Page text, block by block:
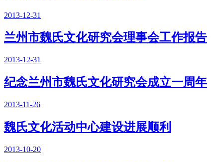
2013-12-31
兰州市魏氏文化研究会理事会工作报告
2013-12-31
纪念兰州市魏氏文化研究会成立一周年
2013-11-26
魏氏文化活动中心建设进展顺利
2013-10-20